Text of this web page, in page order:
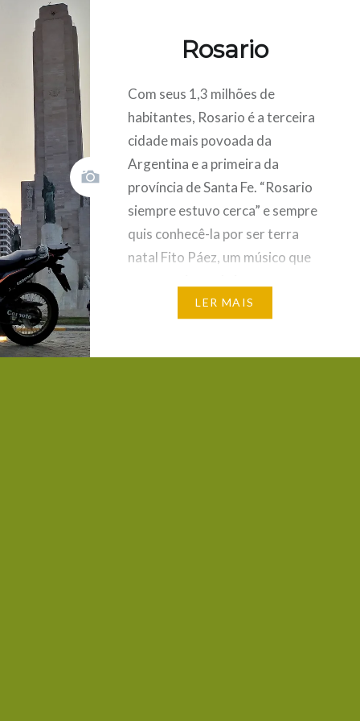
9 de
XRE
window)
Clique
para
partilhar
Tumblr
(Opens
in
new
window)
Rosario
Com seus 1,3 milhões de
habitantes, Rosario é a terceira
cidade mais povoada da
Argentina e a primeira da
província de Santa Fe. “Rosario
siempre estuvo cerca” e sempre
quis conhecê-la por ser terra
natal Fito Páez, um músico que
ouvidos para o rock argentino.
LER MAIS